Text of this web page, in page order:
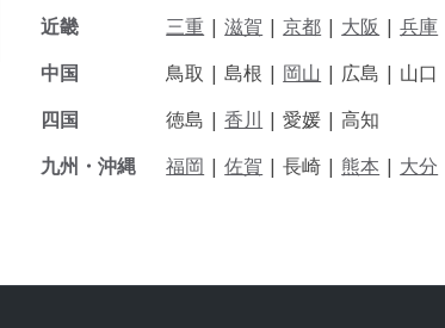
近畿
三重 |滋賀 |京都 | 大阪 |兵庫
中国
鳥取 |島根 | 岡山 | 広島 | 山口
四国
徳島 |香川 |愛媛 |高知
九州・沖縄
福岡 |佐賀 |長崎 | 熊本 | 大分